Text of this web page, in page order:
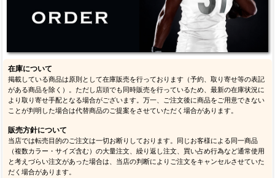
在庫について
掲載している商品は原則として在庫販売を行っております（予約、取り寄せ等の表記
がある商品を除く）。ただし店頭でも同時販売を行っているため、最新の在庫状況に
より取り寄せ手配となる場合がございます。万一、ご注文後に商品をご用意できない
ことが判明した場合は代替商品のご提案をさせていただく場合があります。
販売方針について
当店では転売目的のご注文は一切お断りしております。同じお客様による同一商品
（複数カラー・サイズ含む）の大量注文、繰り返し注文、買い占め行為など通常使用
と考えづらい注文があった場合は、当店の判断によりご注文をキャンセルさせていた
だく場合があります。